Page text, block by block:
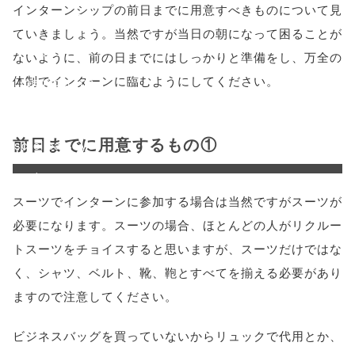
'width=550,
height=450,
menubar=no,
scrollbars=yes'
); return
false;"> シェア
インターンシップの前日までに用意すべきものについて見
ていきましょう。当然ですが当日の朝になって困ることが
ないように、前の日までにはしっかりと準備をし、万全の
体制でインターンに臨むようにしてください。
前日までに用意するもの①
スーツでインターンに参加する場合は当然ですがスーツが
必要になります。スーツの場合、ほとんどの人がリクルー
トスーツをチョイスすると思いますが、スーツだけではな
く、シャツ、ベルト、靴、鞄とすべてを揃える必要があり
ますので注意してください。
ビジネスバッグを買っていないからリュックで代用とか、